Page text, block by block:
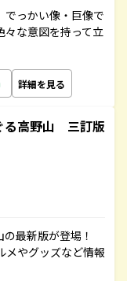
でっかい像・巨像で
々な意図を持って立
詳細を見る
る高野山 三訂版
の最新版が登場！
メやグッズなど情報